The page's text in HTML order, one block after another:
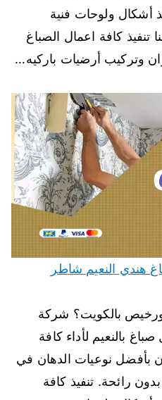
أشكال ولوحات فنية
تنفيذ كافة اعمال الصباغ
وتركيب أرضيات باركيه…
66616884 صباغ هندي النعيم شاطر
بالكويت؟ شركة
بالنعيم لأداء كافة
بأفضل نوعيات الدهان في
بدون رائحة. تنفيذ كافة